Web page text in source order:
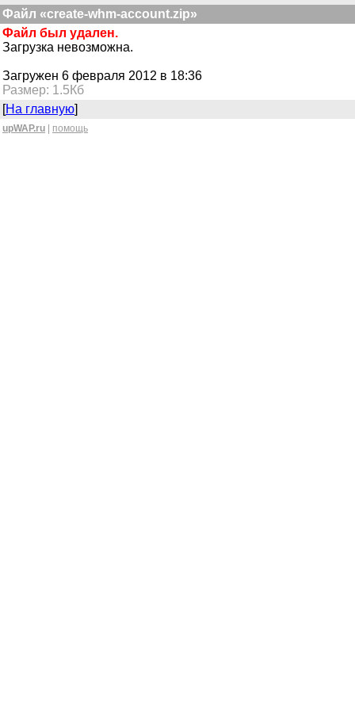
Файл «create-whm-account.zip»
Файл был удален.
Загрузка невозможна.
Загружен 6 февраля 2012 в 18:36
Размер: 1.5Кб
[На главную]
upWAP.ru помощь